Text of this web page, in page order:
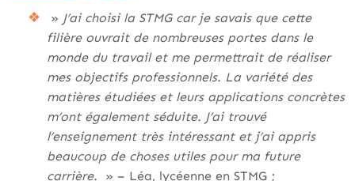
» J’ai choisi la STMG car je savais que cette
filière ouvrait de nombreuses portes dans le
monde du travail et me permettrait de réaliser
mes objectifs professionnels. La variété des
matières étudiées et leurs applications concrètes
m’ont également séduite. J’ai trouvé
l’enseignement très intéressant et j’ai appris
beaucoup de choses utiles pour ma future
carrière. » – Léa, lycéenne en STMG ;